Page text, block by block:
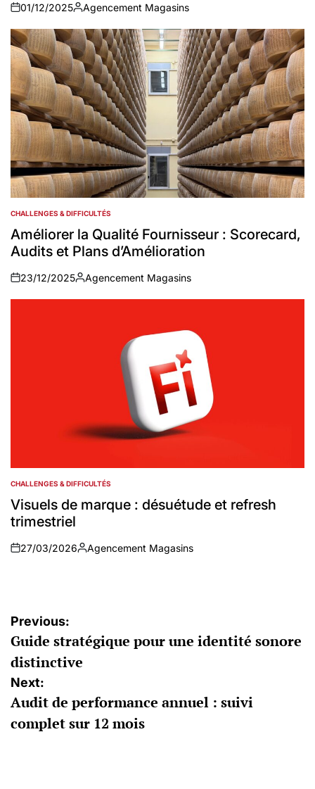
on
01/12/2025
Auteur
Agencement Magasins
POSTED
IN
CHALLENGES & DIFFICULTÉS
Améliorer la Qualité Fournisseur : Scorecard,
Audits et Plans d’Amélioration
on
23/12/2025
Auteur
Agencement Magasins
POSTED
IN
CHALLENGES & DIFFICULTÉS
Visuels de marque : désuétude et refresh
trimestriel
on
27/03/2026
Auteur
Agencement Magasins
Navigation
de
l’article
Previous:
Guide stratégique pour une identité sonore
distinctive
Next:
Audit de performance annuel : suivi
complet sur 12 mois